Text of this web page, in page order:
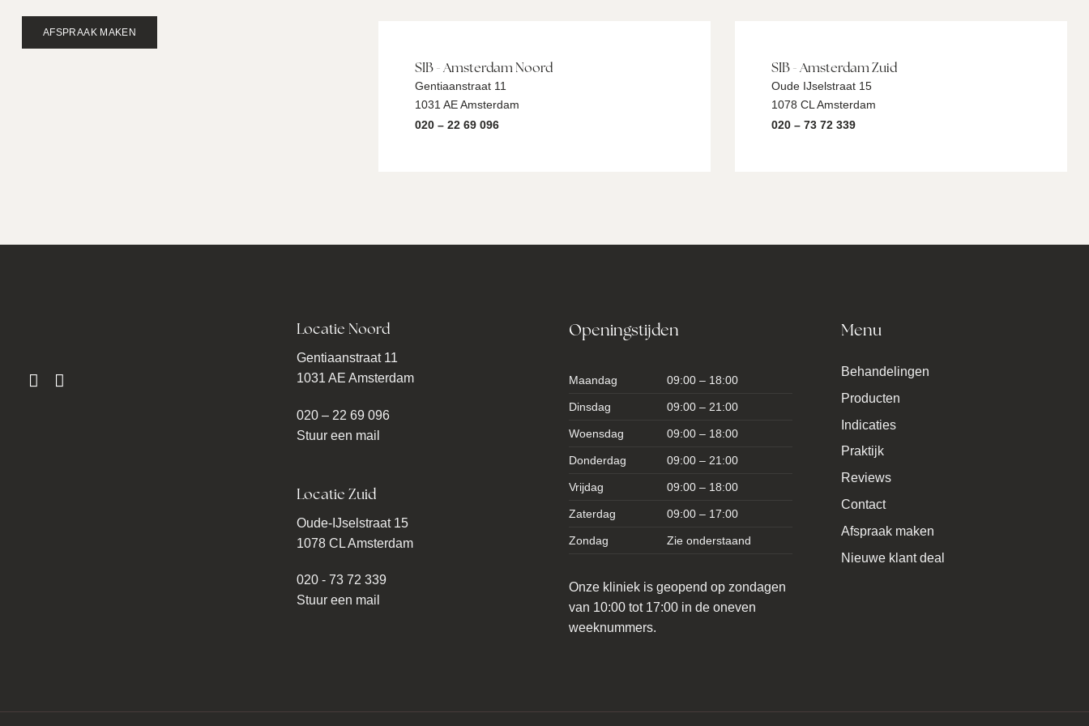
AFSPRAAK MAKEN
SIB - Amsterdam Noord
Gentiaanstraat 11
1031 AE Amsterdam
020 – 22 69 096
SIB - Amsterdam Zuid
Oude IJselstraat 15
1078 CL Amsterdam
020 – 73 72 339
Locatie Noord
Gentiaanstraat 11
1031 AE Amsterdam
020 – 22 69 096
Stuur een mail
Locatie Zuid
Oude-IJselstraat 15
1078 CL Amsterdam
020 - 73 72 339
Stuur een mail
Openingstijden
Maandag 09:00 – 18:00
Dinsdag 09:00 – 21:00
Woensdag 09:00 – 18:00
Donderdag 09:00 – 21:00
Vrijdag 09:00 – 18:00
Zaterdag 09:00 – 17:00
Zondag Zie onderstaand
Onze kliniek is geopend op zondagen
van 10:00 tot 17:00 in de oneven
weeknummers.
Menu
Behandelingen
Producten
Indicaties
Praktijk
Reviews
Contact
Afspraak maken
Nieuwe klant deal